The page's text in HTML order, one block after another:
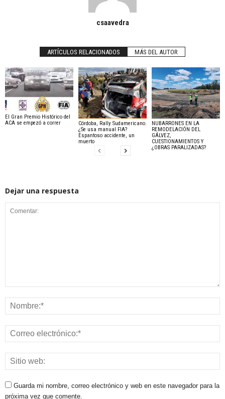
csaavedra
ARTÍCULOS RELACIONADOS MÁS DEL AUTOR
El Gran Premio Histórico del
ACA se empezó a correr
Córdoba, Rally Sudamericano.
¿Se usa manual FIA?
Espantoso accidente, un
muerto
NUBARRONES EN LA
REMODELACIÓN DEL
GÁLVEZ,
CUESTIONAMIENTOS Y
¿OBRAS PARALIZADAS?
Dejar una respuesta
Guarda mi nombre, correo electrónico y web en este navegador para la
próxima vez que comente.